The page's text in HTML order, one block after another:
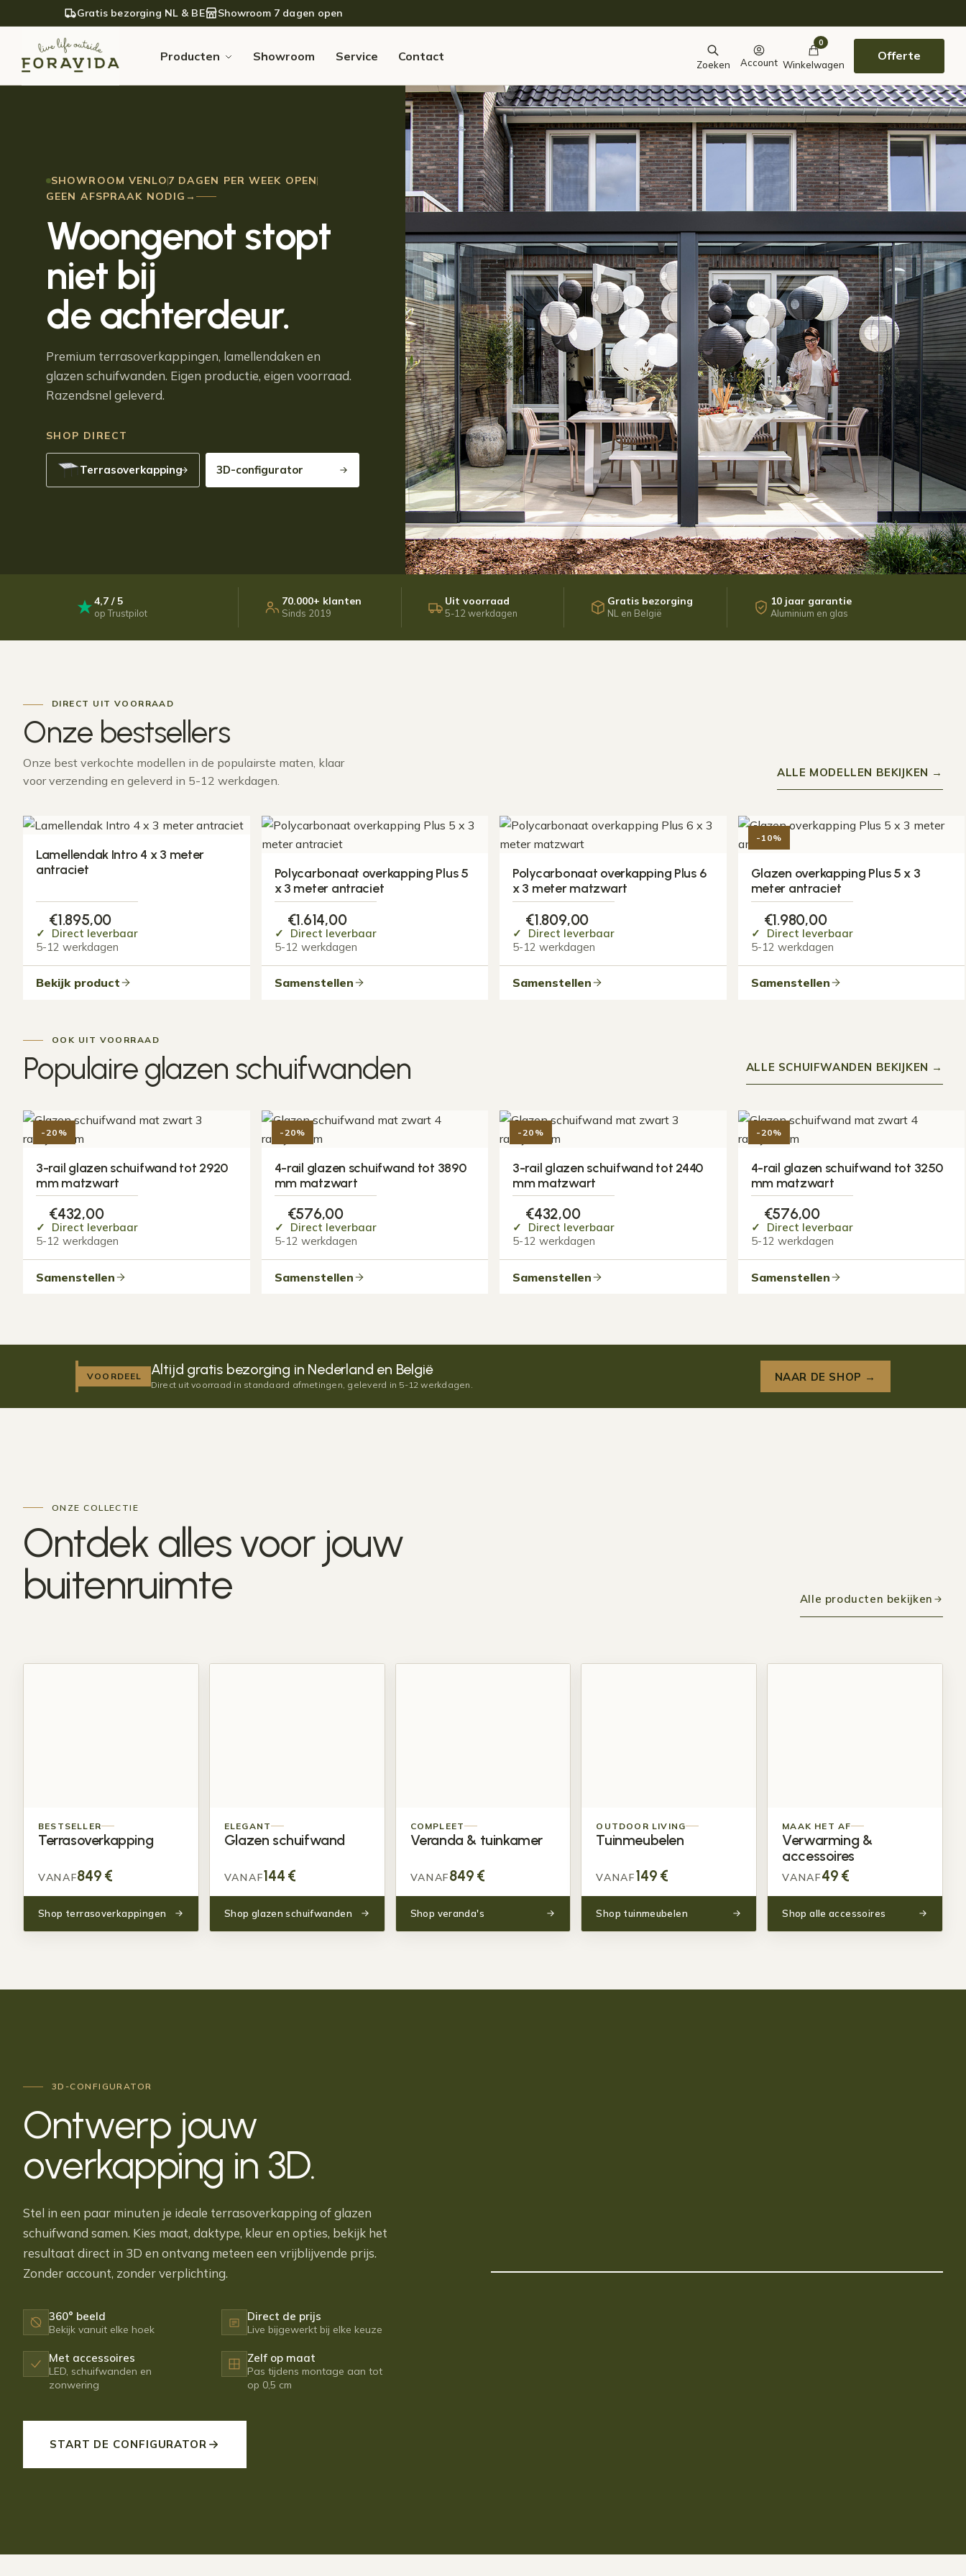
Verder naar navigatie
Ga naar de inhoudGratis bezorging NL & BE Showroom 7 dagen open
Producten Showroom Service Contact
Zoeken Account
0
Winkelwagen
Offerte
SHOWROOM VENLO7 DAGEN PER WEEK OPEN
GEEN AFSPRAAK NODIG →
Woongenot stopt
niet bij
de achterdeur.
Premium terrasoverkappingen, lamellendaken en
glazen schuifwanden. Eigen productie, eigen voorraad.
Razendsnel geleverd.
SHOP DIRECT
Terrasoverkapping 3D-configurator
4,7 / 5
op Trustpilot
70.000+ klanten
Sinds 2019
Uit voorraad
5-12 werkdagen
Gratis bezorging
NL en België
10 jaar garantie
Aluminium en glas
DIRECT UIT VOORRAAD
Onze bestsellers
Onze best verkochte modellen in de populairste maten, klaar
voor verzending en geleverd in 5-12 werkdagen.
ALLE MODELLEN BEKIJKEN →
Lamellendak Intro 4 x 3 meter
antraciet
€1.895,00
Direct leverbaar
5-12 werkdagen
Bekijk product
Polycarbonaat overkapping Plus 5
x 3 meter antraciet
€1.614,00
Direct leverbaar
5-12 werkdagen
Samenstellen
Polycarbonaat overkapping Plus 6
x 3 meter matzwart
€1.809,00
Direct leverbaar
5-12 werkdagen
Samenstellen
-10%
Glazen overkapping Plus 5 x 3
meter antraciet
€1.980,00
Direct leverbaar
5-12 werkdagen
Samenstellen
OOK UIT VOORRAAD
Populaireglazen schuifwanden ALLE SCHUIFWANDEN BEKIJKEN →
-20%
3-rail glazen schuifwand tot 2920
mm matzwart
€432,00
Direct leverbaar
5-12 werkdagen
Samenstellen
-20%
4-rail glazen schuifwand tot 3890
mm matzwart
€576,00
Direct leverbaar
5-12 werkdagen
Samenstellen
-20%
3-rail glazen schuifwand tot 2440
mm matzwart
€432,00
Direct leverbaar
5-12 werkdagen
Samenstellen
-20%
4-rail glazen schuifwand tot 3250
mm matzwart
€576,00
Direct leverbaar
5-12 werkdagen
Samenstellen
VOORDEEL Altijd gratis bezorging in Nederland en België
Direct uit voorraad in standaard afmetingen, geleverd in 5-12 werkdagen.
NAAR DE SHOP →
ONZE COLLECTIE
Ontdek alles voor jouw
buitenruimte
Alle producten bekijken
BESTSELLER
Terrasoverkapping
VANAF849 €
Shop terrasoverkappingen
ELEGANT
Glazen schuifwand
VANAF144 €
Shop glazen schuifwanden
COMPLEET
Veranda & tuinkamer
VANAF849 €
Shop veranda's
OUTDOOR LIVING
Tuinmeubelen
VANAF149 €
Shop tuinmeubelen
MAAK HET AF
Verwarming &
accessoires
VANAF49 €
Shop alle accessoires
3D-CONFIGURATOR
Ontwerp jouw
overkapping in 3D.
Stel in een paar minuten je ideale terrasoverkapping of glazen
schuifwand samen. Kies maat, daktype, kleur en opties, bekijk het
resultaat direct in 3D en ontvang meteen een vrijblijvende prijs.
Zonder account, zonder verplichting.
360° beeld
Bekijk vanuit elke hoek
Direct de prijs
Live bijgewerkt bij elke keuze
Met accessoires
LED, schuifwanden en
zonwering
Zelf op maat
Pas tijdens montage aan tot
op 0,5 cm
START DE CONFIGURATOR